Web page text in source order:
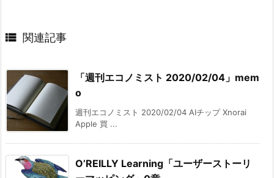
 関連記事
「週刊エコノミスト 2020/02/04」mem
o
週刊エコノミスト 2020/02/04 AIチップ Xnorai
Apple 買 ...
O’REILLY Learning「ユーザーストーリ